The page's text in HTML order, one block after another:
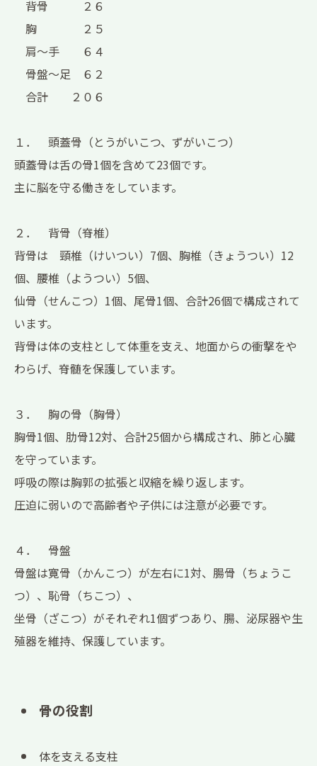
背骨 ２６
胸 ２５
肩～手 ６４
骨盤～足 ６２
合計 ２０６
１． 頭蓋骨（とうがいこつ、ずがいこつ）
頭蓋骨は舌の骨1個を含めて23個です。
主に脳を守る働きをしています。
２． 背骨（脊椎）
背骨は 頸椎（けいつい）7個、胸椎（きょうつい）12
個、腰椎（ようつい）5個、
仙骨（せんこつ）1個、尾骨1個、合計26個で構成されて
います。
背骨は体の支柱として体重を支え、地面からの衝撃をや
わらげ、脊髄を保護しています。
３． 胸の骨（胸骨）
胸骨1個、肋骨12対、合計25個から構成され、肺と心臓
を守っています。
呼吸の際は胸郭の拡張と収縮を繰り返します。
圧迫に弱いので高齢者や子供には注意が必要です。
４． 骨盤
骨盤は寛骨（かんこつ）が左右に1対、腸骨（ちょうこ
つ）、恥骨（ちこつ）、
坐骨（ざこつ）がそれぞれ1個ずつあり、腸、泌尿器や生
殖器を維持、保護しています。
骨の役割
体を支える支柱